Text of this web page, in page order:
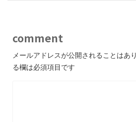
comment
メールアドレスが公開されることはあ
る欄は必須項目です